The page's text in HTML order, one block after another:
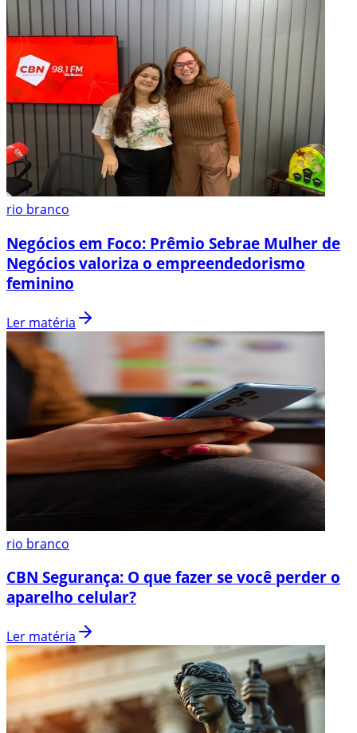
rio branco
Negócios em Foco: Prêmio Sebrae Mulher de
Negócios valoriza o empreendedorismo
feminino
Ler matéria
rio branco
CBN Segurança: O que fazer se você perder o
aparelho celular?
Ler matéria